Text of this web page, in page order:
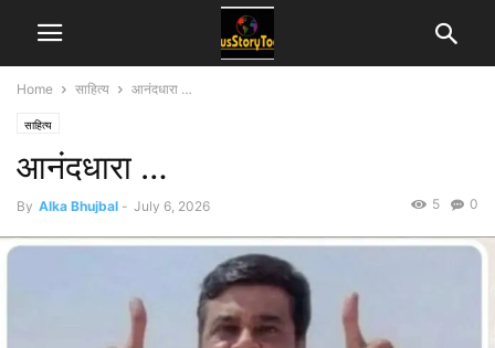
Home साहित्य आनंदधारा …
साहित्य
आनंदधारा …
By Alka Bhujbal - July 6, 2026 0
5